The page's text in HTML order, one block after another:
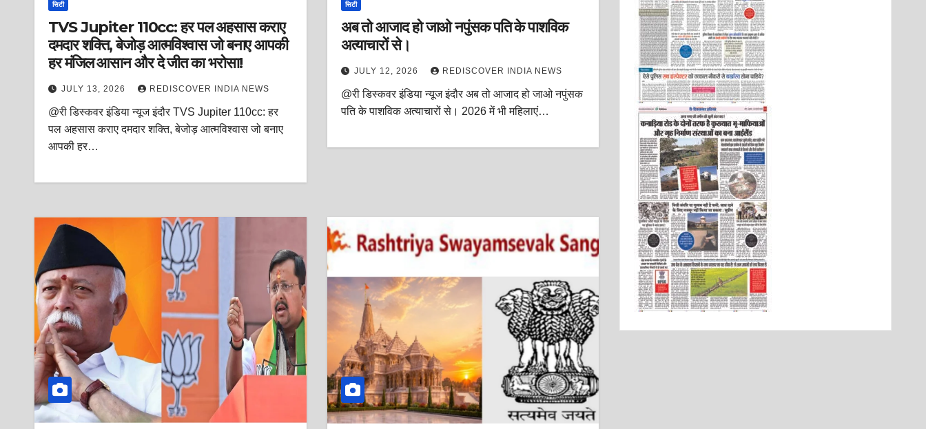
सिटी
TVS Jupiter 110cc: हर पल अहसास कराए
दमदार शक्ति, बेजोड़ आत्मविश्वास जो बनाए आपकी
हर मंजिल आसान और दे जीत का भरोसा!
JULY 13, 2026 REDISCOVER INDIA NEWS
@री डिस्कवर इंडिया न्यूज इंदौर TVS Jupiter 110cc: हर
पल अहसास कराए दमदार शक्ति, बेजोड़ आत्मविश्वास जो बनाए
आपकी हर…
सिटी
अब तो आजाद हो जाओ नपुंसक पति के पाशविक
अत्याचारों से।
JULY 12, 2026 REDISCOVER INDIA NEWS
@री डिस्कवर इंडिया न्यूज इंदौर अब तो आजाद हो जाओ नपुंसक
पति के पाशविक अत्याचारों से। 2026 में भी महिलाएं…